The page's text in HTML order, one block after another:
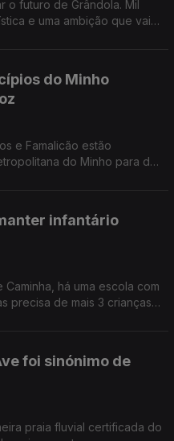
e uma ambição que vai
do Minho
e Famalicão estão
do Minho para dar
infantário
há uma escola com
precisa de mais 3 crianças
foi sinónimo de
praia fluvial certificada do